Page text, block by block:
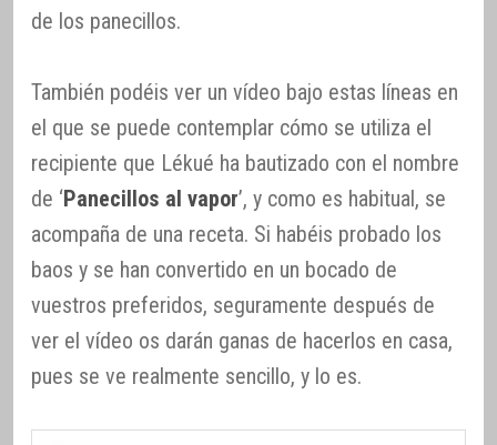
de los panecillos.
También podéis ver un vídeo bajo estas líneas en
el que se puede contemplar cómo se utiliza el
recipiente que Lékué ha bautizado con el nombre
de ‘Panecillos al vapor’, y como es habitual, se
acompaña de una receta. Si habéis probado los
baos y se han convertido en un bocado de
vuestros preferidos, seguramente después de
ver el vídeo os darán ganas de hacerlos en casa,
pues se ve realmente sencillo, y lo es.